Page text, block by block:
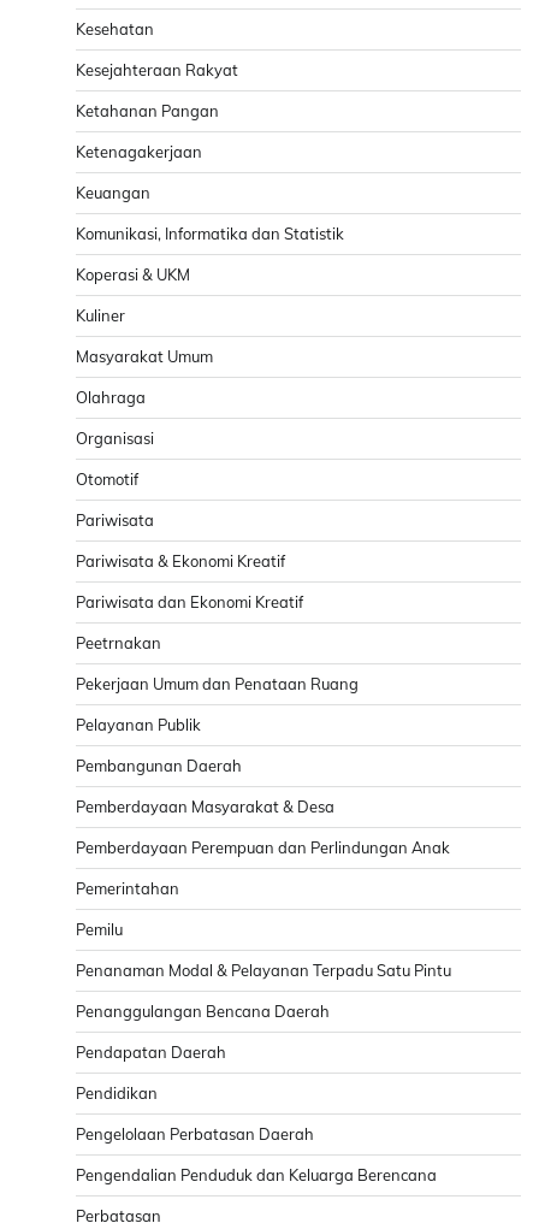
Kesehatan
Kesejahteraan Rakyat
Ketahanan Pangan
Ketenagakerjaan
Keuangan
Komunikasi, Informatika dan Statistik
Koperasi & UKM
Kuliner
Masyarakat Umum
Olahraga
Organisasi
Otomotif
Pariwisata
Pariwisata & Ekonomi Kreatif
Pariwisata dan Ekonomi Kreatif
Peetrnakan
Pekerjaan Umum dan Penataan Ruang
Pelayanan Publik
Pembangunan Daerah
Pemberdayaan Masyarakat & Desa
Pemberdayaan Perempuan dan Perlindungan Anak
Pemerintahan
Pemilu
Penanaman Modal & Pelayanan Terpadu Satu Pintu
Penanggulangan Bencana Daerah
Pendapatan Daerah
Pendidikan
Pengelolaan Perbatasan Daerah
Pengendalian Penduduk dan Keluarga Berencana
Perbatasan